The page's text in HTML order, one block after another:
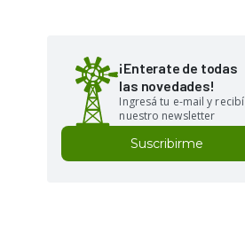
¡Enterate de todas
las novedades!
Ingresá tu e-mail y recibí
nuestro newsletter
Suscribirme